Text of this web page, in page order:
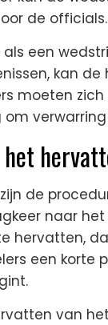
de officials.
een
kan
moeten
de
naar
hervatten,
een
van